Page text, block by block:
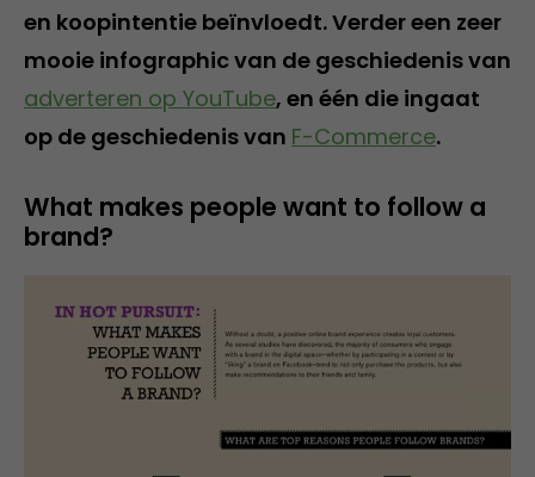
en koopintentie beïnvloedt. Verder een zeer
mooie infographic van de geschiedenis van
adverteren op YouTube, en één die ingaat
op de geschiedenis van F-Commerce.
What makes people want to follow a
brand?